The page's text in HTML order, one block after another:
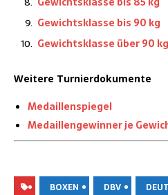
Gewichts­klas­se bis 90 kg
Gewichts­klas­se über 90 kg
Wei­te­re Turnierdokumente
Medail­len­spie­gel
Medail­len­ge­win­ner je
BOXEN DBV